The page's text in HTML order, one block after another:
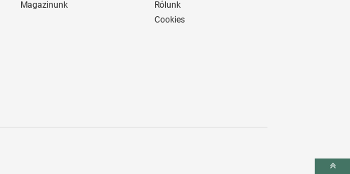
Magazinunk
Rólunk
Cookies